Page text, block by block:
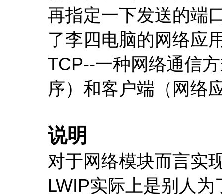
再指定一下发送的端
了李四电脑的网络应
TCP--一种网络通信
序）和客户端（网络
说明
对于网络模块而言实
LWIP实际上是别人